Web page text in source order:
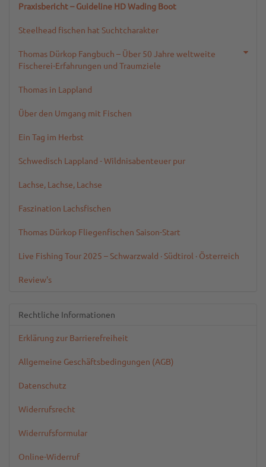
Praxisbericht – Guideline HD Wading Boot
Steelhead fischen hat Suchtcharakter
Thomas Dürkop Fangbuch – Über 50 Jahre weltweite
Fischerei-Erfahrungen und Traumziele
Thomas in Lappland
Über den Umgang mit Fischen
Ein Tag im Herbst
Schwedisch Lappland - Wildnisabenteuer pur
Lachse, Lachse, Lachse
Faszination Lachsfischen
Thomas Dürkop Fliegenfischen Saison-Start
Live Fishing Tour 2025 – Schwarzwald · Südtirol · Österreich
Review's
Rechtliche Informationen
Erklärung zur Barrierefreiheit
Allgemeine Geschäftsbedingungen (AGB)
Datenschutz
Widerrufsrecht
Widerrufsformular
Online-Widerruf